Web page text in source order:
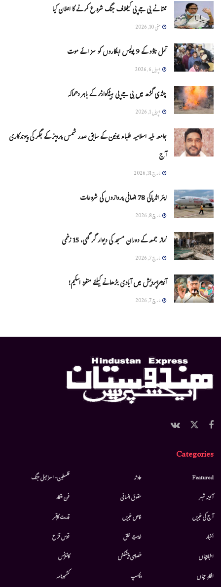
ممتا نے بی جے پی کیخلاف جنگ شروع کرنے کا اعلان کیا
مئی 10, 2026
تمل ناڈو کے 9 پولیس اہلکاروں کو سزائے موت
اپریل 6, 2026
چنڈی گڑھ میں بی جے پی ہیڈکوارٹر کے باہر دھماکہ
اپریل 1, 2026
جامعہ ملیہ اسلامیہ طلباء یونین کے سابق صدر شمس پرویز کے جگر کی پیوندکاری
آج
مارچ 31, 2026
ایئر انڈیاکی 78 اضافی پروازوں کی شروعات
مارچ 8, 2026
نماز جمعہ کے دوران مسجد کی دیوار گر گئی، 15 زخمی
مارچ 7, 2026
آندھراپردیش میں آبادی بڑھانے کیلئے منفرد اسکیم!
مارچ 7, 2026
Categories
Featured
آئینہ شہر
آج کی خبریں
أخبار
اخبارجہاں
افکارِ جہاں
حادثہ
حقوق انسانی
خاص خبریں
خدمتِ خلق
خصوصی پیشکش
دلچسپ
فلسطین- اسرائیل جنگ
فن فنکار
قدرت کاقہر
قوس قزح
کانفرنس
کشمیرنامہ